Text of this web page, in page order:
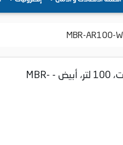
ثلاجة ميني بار تورنيدو، ديفروست، 100 لتر، أبيض - MBR-